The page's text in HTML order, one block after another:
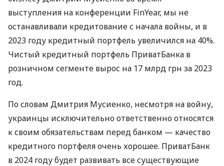
выступления на конференции FinYear, мы не
останавливали кредитование с начала войны, и в
2023 году кредитный портфель увеличился на 40%.
Чистый кредитный портфель ПриватБанка в
розничном сегменте вырос на 17 млрд грн за 2023
год.
По словам Дмитрия Мусиенко, несмотря на войну,
украинцы исключительно ответственно относятся
к своим обязательствам перед банком — качество
кредитного портфеля очень хорошее. ПриватБанк
в 2024 году будет развивать все существующие